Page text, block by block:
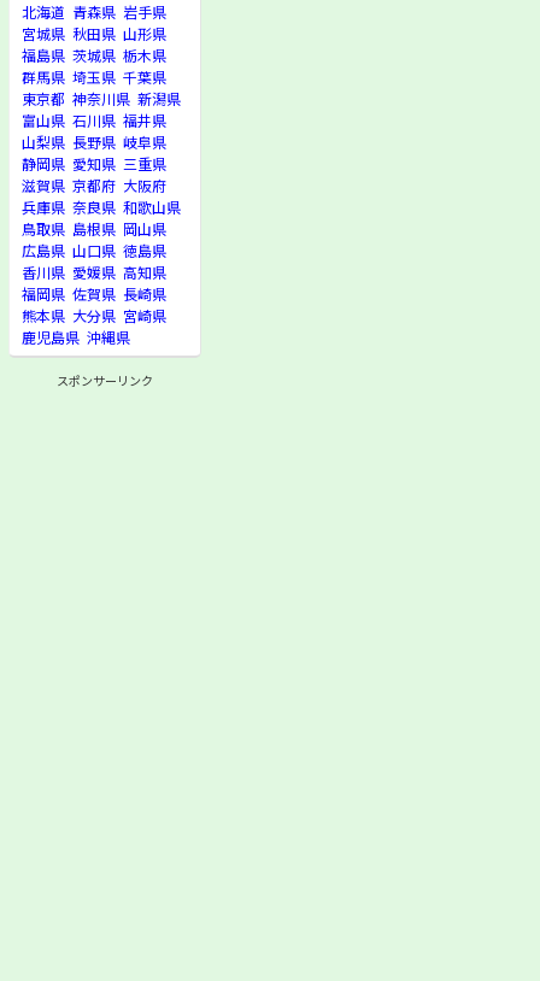
北海道 青森県 岩手県
宮城県 秋田県 山形県
福島県 茨城県 栃木県
群馬県 埼玉県 千葉県
東京都 神奈川県 新潟県
富山県 石川県 福井県
山梨県 長野県 岐阜県
静岡県 愛知県 三重県
滋賀県 京都府 大阪府
兵庫県 奈良県 和歌山県
鳥取県 島根県 岡山県
広島県 山口県 徳島県
香川県 愛媛県 高知県
福岡県 佐賀県 長崎県
熊本県 大分県 宮崎県
鹿児島県 沖縄県
スポンサーリンク